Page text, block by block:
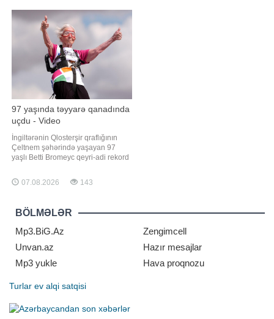
gəmisinin yoxlanılması barədə
təlimat verib. xəbər verir ki, bu
barədə ABŞ-nin federal reyestrini
97 yaşında təyyarə qanadında
uçdu - Video
İngiltərənin Qlosterşir qraflığının
Çeltnem şəhərində yaşayan 97
yaşlı Betti Bromeyc qeyri-adi rekord
xəbər verir ki, 2025-ci ildə insult
keçirməsinə baxmayaraq, o,
yaşlı qadın kimi "Ginnesin
Rekordlar Kitabı"na düşüb
07.08.2026 143
BÖLMƏLƏR
Mp3.BiG.Az
Zengimcell
Unvan.az
Hazır mesajlar
Mp3 yukle
Hava proqnozu
Turlar ev alqi satqisi